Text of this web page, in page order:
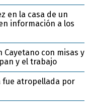
en la casa de un
información a los
Cayetano con misas y
y el trabajo
fue atropellada por